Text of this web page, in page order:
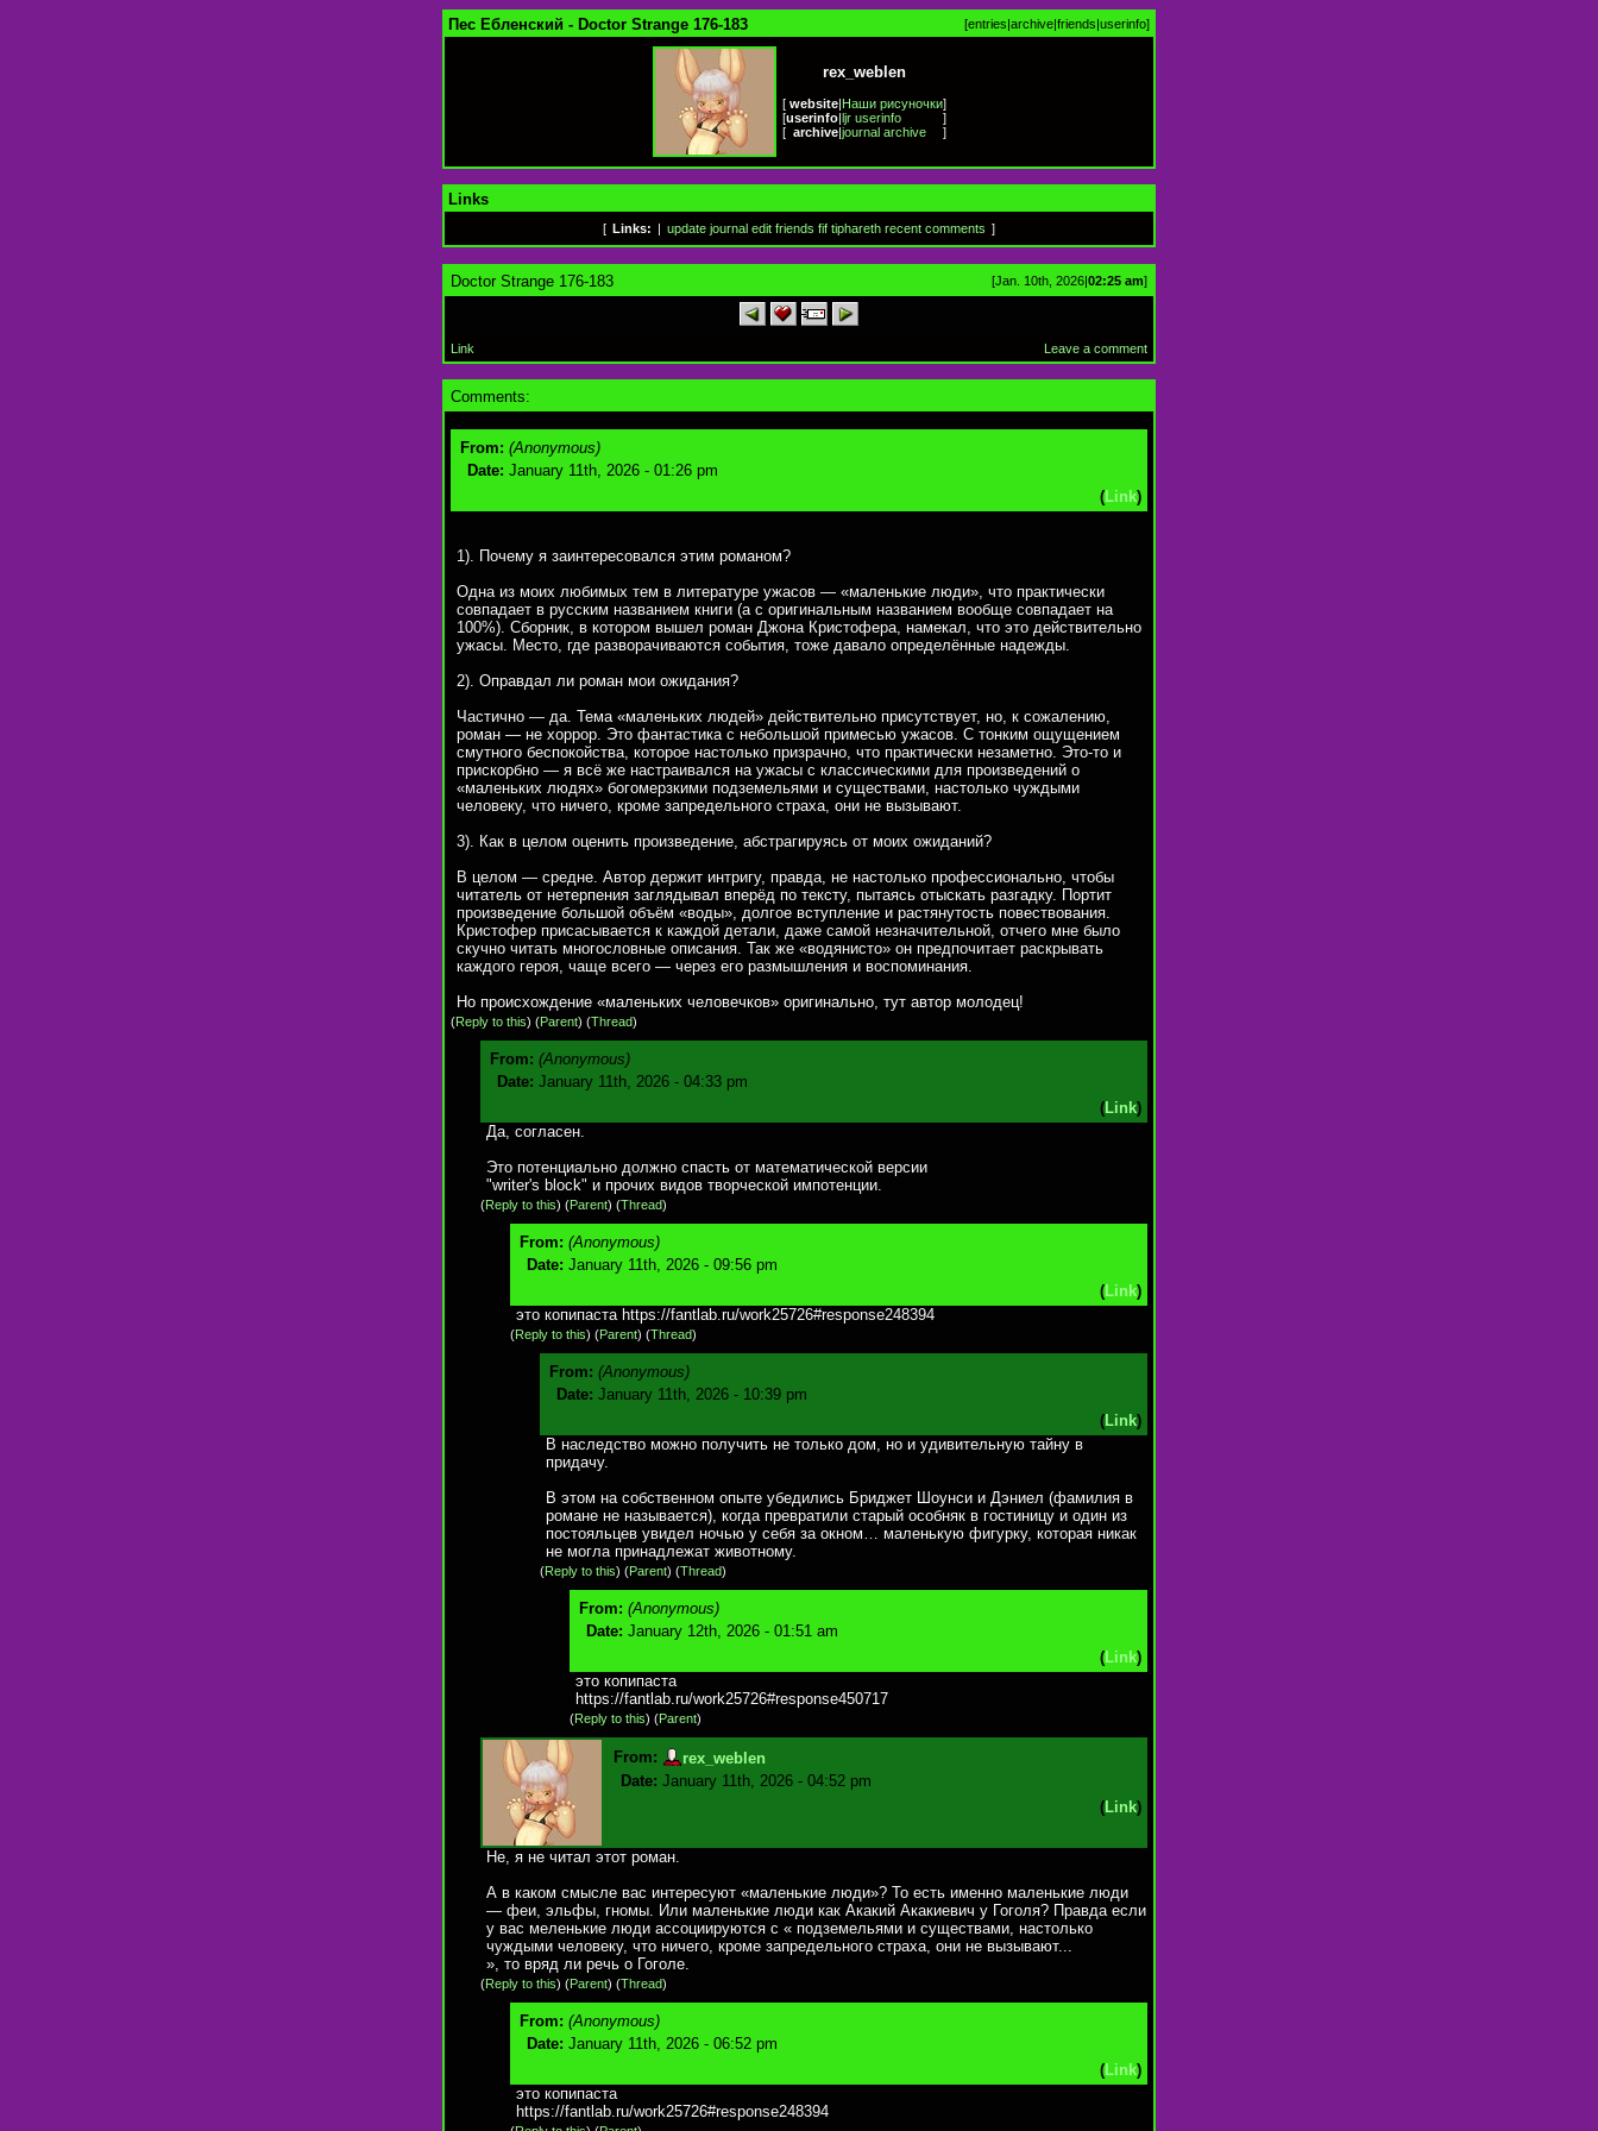
Пес Ебленский - Doctor Strange 176-183 [entries|archive|friends|userinfo]
rex_weblen
[ website| Наши рисуночки]
[userinfo| ljr userinfo
]
[ archive| journal archive ]
Links
[ Links: update journal edit friends fif tiphareth recent comments ]
Doctor Strange 176-183 [Jan. 10th, 2026|02:25 am]
Link Leave a comment
Comments:
From: (Anonymous)
Date: January 11th, 2026 - 01:26 pm
( Link)
1). Почему я заинтересовался этим романом?
Одна из моих любимых тем в литературе ужасов — «маленькие люди», что практически
совпадает в русским названием книги (а с оригинальным названием вообще совпадает на
100%). Сборник, в котором вышел роман Джона Кристофера, намекал, что это действительно
ужасы. Место, где разворачиваются события, тоже давало определённые надежды.
2). Оправдал ли роман мои ожидания?
Частично — да. Тема «маленьких людей» действительно присутствует, но, к сожалению,
роман — не хоррор. Это фантастика с небольшой примесью ужасов. С тонким ощущением
смутного беспокойства, которое настолько призрачно, что практически незаметно. Это-то и
прискорбно — я всё же настраивался на ужасы с классическими для произведений о
«маленьких людях» богомерзкими подземельями и существами, настолько чуждыми
человеку, что ничего, кроме запредельного страха, они не вызывают.
3). Как в целом оценить произведение, абстрагируясь от моих ожиданий?
В целом — средне. Автор держит интригу, правда, не настолько профессионально, чтобы
читатель от нетерпения заглядывал вперёд по тексту, пытаясь отыскать разгадку. Портит
произведение большой объём «воды», долгое вступление и растянутость повествования.
Кристофер присасывается к каждой детали, даже самой незначительной, отчего мне было
скучно читать многословные описания. Так же «водянисто» он предпочитает раскрывать
каждого героя, чаще всего — через его размышления и воспоминания.
Но происхождение «маленьких человечков» оригинально, тут автор молодец!
(Reply to this) (Parent) (Thread)
From: (Anonymous)
Date: January 11th, 2026 - 04:33 pm
( Link)
Да, согласен.
Это потенциально должно спасть от математической версии
"writer's block" и прочих видов творческой импотенции.
(Reply to this) (Parent) (Thread)
From: (Anonymous)
Date: January 11th, 2026 - 09:56 pm
( Link)
это копипаста https://fantlab.ru/work25726#response248394
(Reply to this) (Parent) (Thread)
From: (Anonymous)
Date: January 11th, 2026 - 10:39 pm
( Link)
В наследство можно получить не только дом, но и удивительную тайну в
придачу.
В этом на собственном опыте убедились Бриджет Шоунси и Дэниел (фамилия в
романе не называется), когда превратили старый особняк в гостиницу и один из
постояльцев увидел ночью у себя за окном… маленькую фигурку, которая никак
не могла принадлежат животному.
(Reply to this) (Parent) (Thread)
From: (Anonymous)
Date: January 12th, 2026 - 01:51 am
( Link)
это копипаста
https://fantlab.ru/work25726#response450717
(Reply to this) (Parent)
From:
rex_weblen
Date: January 11th, 2026 - 04:52 pm
( Link)
Не, я не читал этот роман.
А в каком смысле вас интересуют «маленькие люди»? То есть именно маленькие люди
— феи, эльфы, гномы. Или маленькие люди как Акакий Акакиевич у Гоголя? Правда если
у вас меленькие люди ассоциируются с « подземельями и существами, настолько
чуждыми человеку, что ничего, кроме запредельного страха, они не вызывают...
», то вряд ли речь о Гоголе.
(Reply to this) (Parent) (Thread)
From: (Anonymous)
Date: January 11th, 2026 - 06:52 pm
( Link)
это копипаста
https://fantlab.ru/work25726#response248394